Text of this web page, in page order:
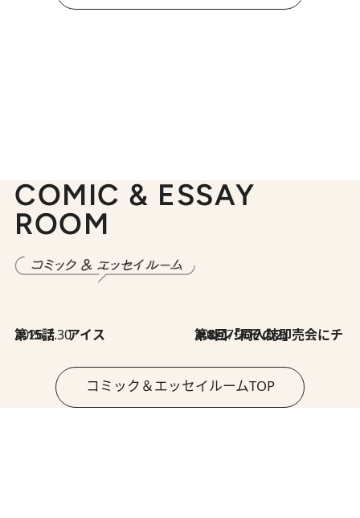
COMIC & ESSAY
ROOM
2026.7.30
第15話 アイス 2026.7.30
第8回「同人誌即売会にチャレンジ その2」
コミック＆エッセイルームTOP